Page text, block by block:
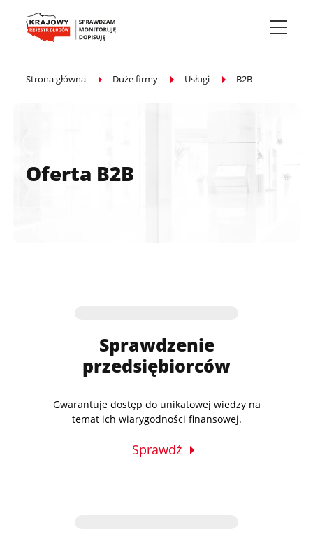
Przejdź do treści głównej
Strona główna Duże firmy Usługi B2B
Oferta B2B
Sprawdzenie
przedsiębiorców
Gwarantuje dostęp do unikatowej wiedzy na
temat ich wiarygodności finansowej.
Sprawdź